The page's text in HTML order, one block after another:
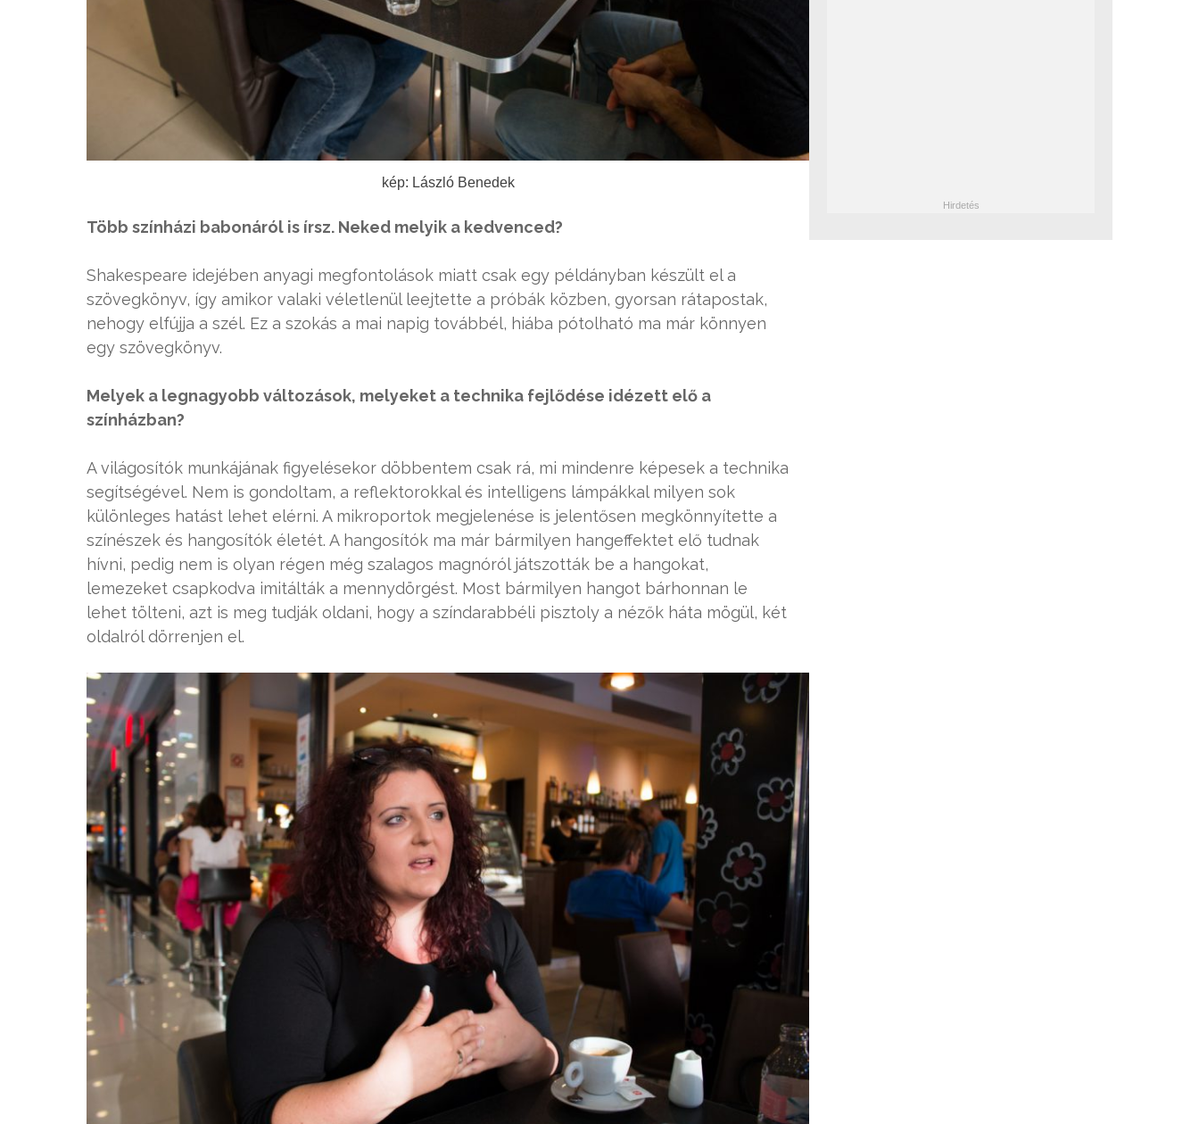
kép: László Benedek
Több színházi babonáról is írsz. Neked melyik a kedvenced?
Shakespeare idejében anyagi megfontolások miatt csak egy példányban készült el a
szövegkönyv, így amikor valaki véletlenül leejtette a próbák közben, gyorsan rátapostak,
nehogy elfújja a szél. Ez a szokás a mai napig továbbél, hiába pótolható ma már könnyen
egy szövegkönyv.
Melyek a legnagyobb változások, melyeket a technika fejlődése idézett elő a
színházban?
A világosítók munkájának figyelésekor döbbentem csak rá, mi mindenre képesek a technika
segítségével. Nem is gondoltam, a reflektorokkal és intelligens lámpákkal milyen sok
különleges hatást lehet elérni. A mikroportok megjelenése is jelentősen megkönnyítette a
színészek és hangosítók életét. A hangosítók ma már bármilyen hangeffektet elő tudnak
hívni, pedig nem is olyan régen még szalagos magnóról játszották be a hangokat,
lemezeket csapkodva imitálták a mennydörgést. Most bármilyen hangot bárhonnan le
lehet tölteni, azt is meg tudják oldani, hogy a színdarabbéli pisztoly a nézők háta mögül, két
oldalról dörrenjen el.